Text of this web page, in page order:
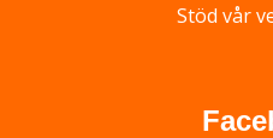
Stöd vår